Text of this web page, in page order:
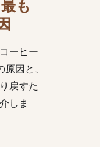
も
ーヒー
因と、
戻すた
しま